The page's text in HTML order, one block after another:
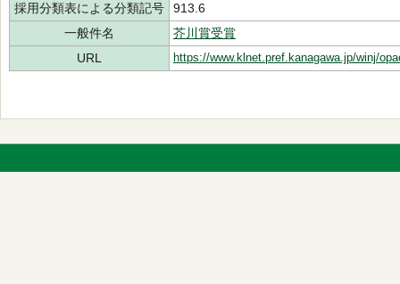
採用分類表による分類記号
913.6
一般件名
芥川賞受賞
URL
https://www.klnet.pref.kanagawa.jp/winj/